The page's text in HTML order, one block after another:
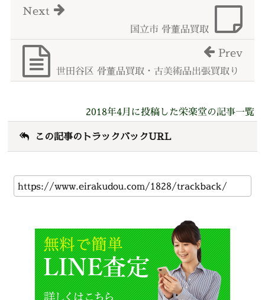
国立市 骨董品買取
Next
世田谷区 骨董品買取・古美術品出張買取り
Prev
2018年4月に投稿した栄楽堂の記事一覧
この記事のトラックバックURL